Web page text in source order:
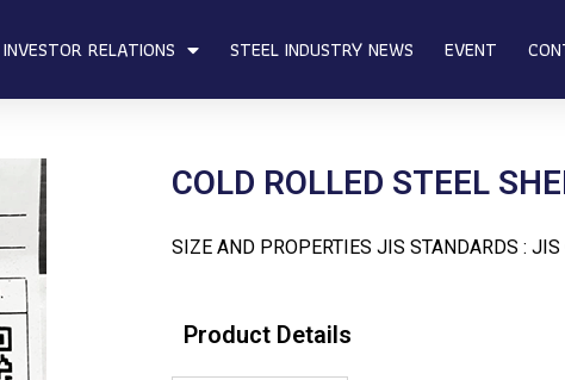
INVESTOR RELATIONS STEEL INDUSTRY NEWS EVENT
COLD ROLLED STEEL
SIZE AND PROPERTIES JIS STANDARDS :
Product Details